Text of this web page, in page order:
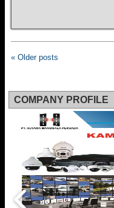
« Older posts
COMPANY PROFILE